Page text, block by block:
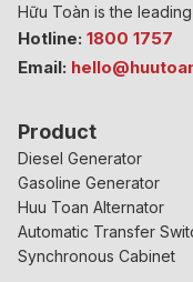
Hữu Toàn is the
Hotline: 1800 1757
Email:
Product
Diesel Generator
Gasoline Generator
Huu Toan Alternator
Automatic Transfer
Synchronous Cabinet